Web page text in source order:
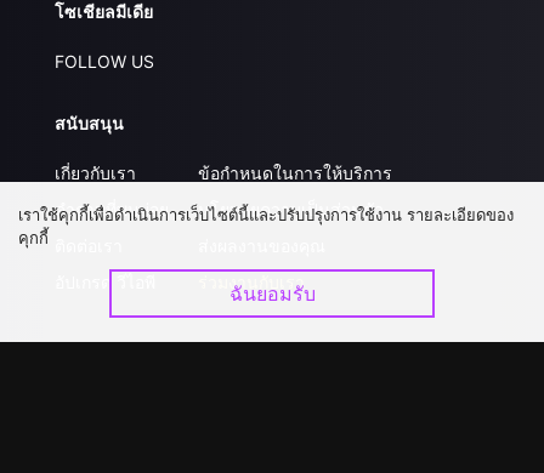
โซเชียลมีเดีย
FOLLOW US
สนับสนุน
เกี่ยวกับเรา
คำถามที่พบบ่อย
ข้อกำหนดในการให้บริการ
นโยบายความเป็นส่วนตัว
ร่วมงานกับเรา
เราใช้คุกกี้เพื่อดำเนินการเว็บไซต์นี้และปรับปรุงการใช้งาน รายละเอียดของ
คุกกี้
ฉันยอมรับ